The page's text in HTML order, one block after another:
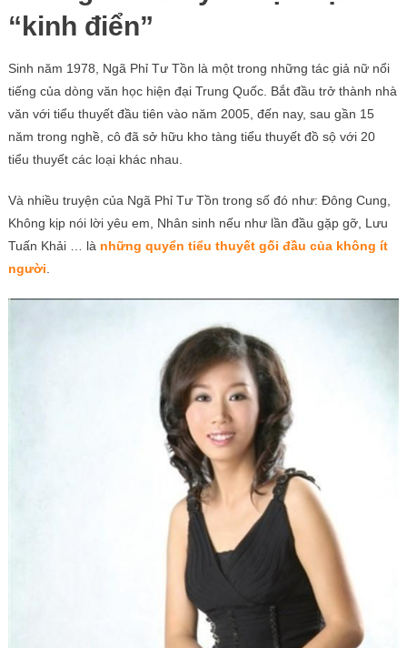
“kinh điển”
Sinh năm 1978, Ngã Phỉ Tư Tồn là một trong những tác giả nữ nổi
tiếng của dòng văn học hiện đại Trung Quốc. Bắt đầu trở thành nhà
văn với tiểu thuyết đầu tiên vào năm 2005, đến nay, sau gần 15
năm trong nghề, cô đã sở hữu kho tàng tiểu thuyết đồ sộ với 20
tiểu thuyết các loại khác nhau.
Và nhiều truyện của Ngã Phỉ Tư Tồn trong số đó như: Đông Cung,
Không kịp nói lời yêu em, Nhân sinh nếu như lần đầu gặp gỡ, Lưu
Tuấn Khải … là những quyển tiểu thuyết gối đầu của không ít
người.